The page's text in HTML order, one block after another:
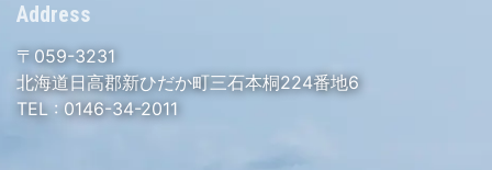
Address
〒059-3231
北海道日高郡新ひだか町三石本桐224番地6
TEL : 0146-34-2011